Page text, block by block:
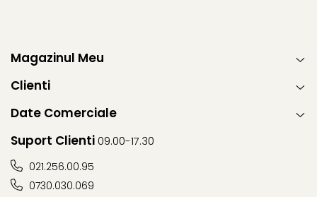
Magazinul Meu
Clienti
Date Comerciale
Suport Clienti09.00-17.30
021.256.00.95
0730.030.069